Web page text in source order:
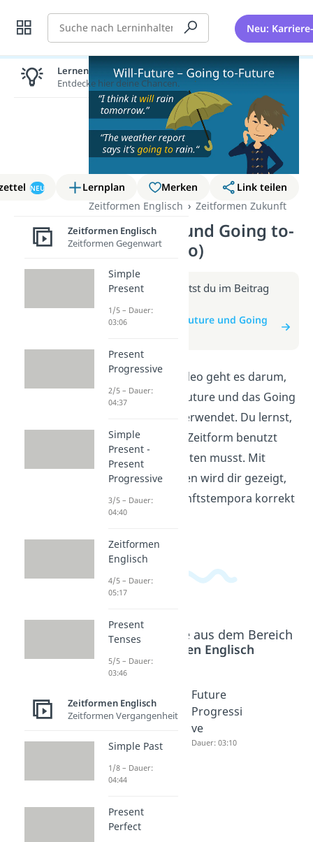
Suche Neu:
NEU Lernplan Merken
Link teilen
Zeitformen Englisch
Zeitformen Zukunft
Will-Future und Going to-
Future (Video)
Weitere Infos erhältst du im Beitrag
zum Video
zum Beitrag: Will-Future und Going
In diesem Erklärvideo geht es darum,
wie man das Will-Future und das Going
to-Future richtig verwendet. Du lernst,
wann man welche Zeitform benutzt
und worauf du achten musst. Mit
einfachen Beispielen wird dir gezeigt,
wie du beide Zukunftstempora korrekt
anwenden kannst.
Beliebte Inhalte aus dem Bereich
Zeitformen Englisch
Perfect
Tenses
Future
Progressi
ve
Dauer: 03:10
Lernen lohnt sich!
Entdecke hier deine Chancen.
Zeitformen Englisch
Zeitformen Gegenwart
Simple
Present
1/5 – Dauer:
03:06
Present
Progressive
2/5 – Dauer:
04:37
Simple
Present -
Present
Progressive
3/5 – Dauer:
04:40
Zeitformen
Englisch
4/5 – Dauer:
05:17
Present
Tenses
5/5 – Dauer:
03:46
Zeitformen Englisch
Zeitformen Vergangenheit
Simple Past
1/8 – Dauer:
04:44
Present
Perfect